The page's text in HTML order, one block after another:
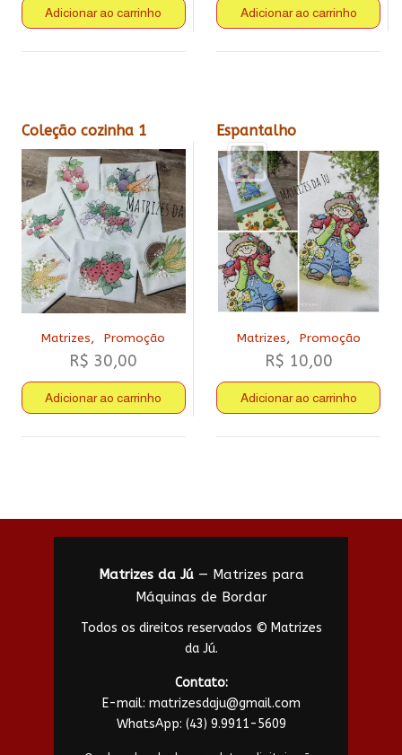
Adicionar ao carrinho Adicionar ao carrinho
Coleção cozinha 1
Matrizes, Promoção
R$ 30,00
Adicionar ao carrinho
Espantalho
Matrizes, Promoção
R$ 10,00
Adicionar ao carrinho
Matrizes da Jú— Matrizes para
Máquinas de Bordar
Todos os direitos reservados © Matrizes
da Jú.
Contato:
E-mail: matrizesdaju@gmail.com
WhatsApp: (43) 9.9911-5609